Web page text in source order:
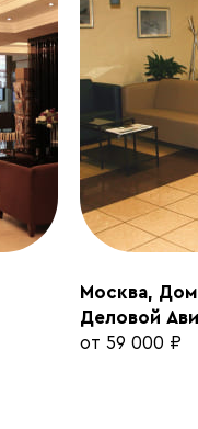
Москва,
Деловой
от 59 000 ₽